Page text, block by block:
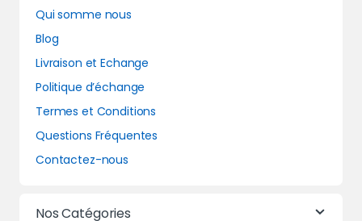
Qui somme nous
Blog
Livraison et Echange
Politique d’échange
Termes et Conditions
Questions Fréquentes
Contactez-nous
Nos Catégories